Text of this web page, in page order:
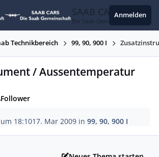
SAAB CARS
Die Saab Gemeinschaft
Anmelden
Technikbereich 99, 90, 900 I
/ Aussentemperatur
Follower
18:1017. Mar 2009 in99, 90, 900 I